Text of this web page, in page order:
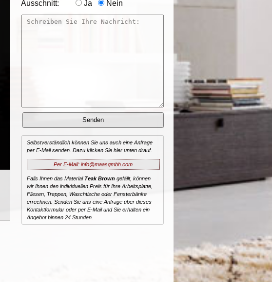
Ausschnitt: Ja Nein
Selbstverständlich können Sie uns auch eine Anfrage
per E-Mail senden. Dazu klicken Sie hier unten drauf.
Per E-Mail: info@maasgmbh.com
Falls Ihnen das Material Teak Browngefällt, können
wir Ihnen den individuellen Preis für Ihre Arbeitsplatte,
Fliesen, Treppen, Waschtische oder Fensterbänke
errechnen. Senden Sie uns eine Anfrage über dieses
Kontaktformular oder per E-Mail und Sie erhalten ein
Angebot binnen 24 Stunden.